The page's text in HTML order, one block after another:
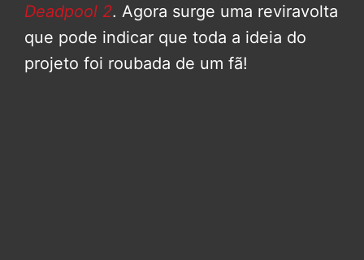
Deadpool 2. Agora surge uma reviravolta
que pode indicar que toda a ideia do
projeto foi roubada de um fã!